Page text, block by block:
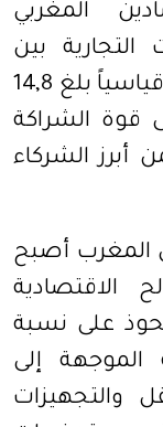
المغربي
بين
البلدين خلال سنة 2024 مستوى قياسياً بلغ 14,8
قوة الشراكة
أبرز الشركاء
المغرب أصبح
الاقتصادية
على نسبة
الموجهة إلى
والتجهيزات